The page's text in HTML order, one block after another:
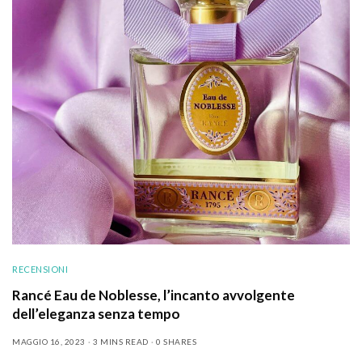
RECENSIONI
Rancé Eau de Noblesse, l’incanto avvolgente
dell’eleganza senza tempo
MAGGIO 16, 2023 3 MINS READ 0 SHARES